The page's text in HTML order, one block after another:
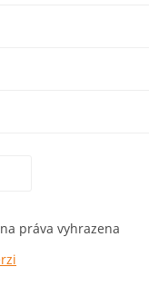
práva vyhrazena